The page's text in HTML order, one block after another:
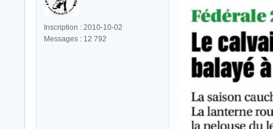
Inscription : 2010-10-02
Messages : 12 792